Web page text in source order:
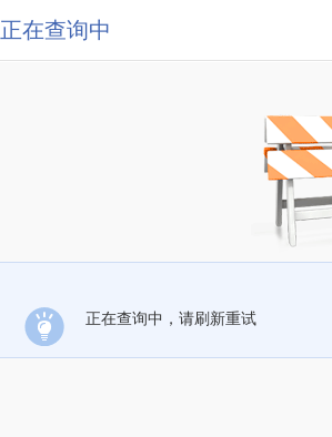
正在查询中
正在查询中，请刷新重试